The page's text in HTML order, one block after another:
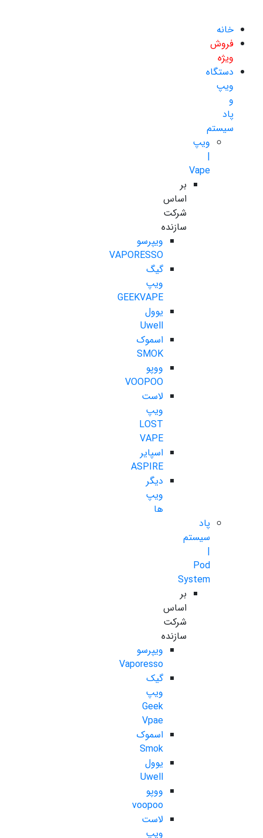
خانه
فروش
ویژه
دستگاه
ویپ
و
پاد
سیستم
ویپ
|
Vape
بر
اساس
شرکت
سازنده
ویپرسو
VAPORESSO
گیگ
ویپ
GEEKVAPE
یوول
Uwell
اسموک
SMOK
ووپو
VOOPOO
لاست
ویپ
LOST
VAPE
اسپایر
ASPIRE
دیگر
ویپ
ها
پاد
سیستم
|
Pod
System
بر
اساس
شرکت
سازنده
ویپرسو
Vaporesso
گیک
ویپ
Geek
Vpae
اسموک
Smok
یوول
Uwell
ووپو
voopoo
لاست
ویپ